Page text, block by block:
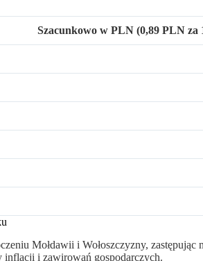
Szacunkowo w PLN (0,89 PLN za
Mołdawii i Wołoszczyzny, zastępując
inflacji i zawirowań gospodarczych.